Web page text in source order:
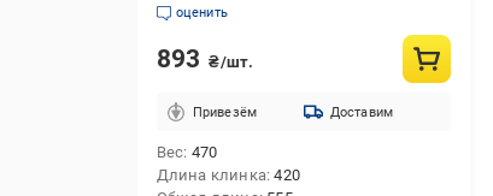
оценить
893 ₴/шт.
Привезём Доставим
Вес 470
Длина клинка 420